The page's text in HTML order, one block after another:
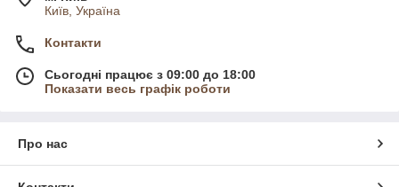
Київ, Україна
Контакти
Сьогодні працює з 09:00 до 18:00
Показати весь графік роботи
Про нас